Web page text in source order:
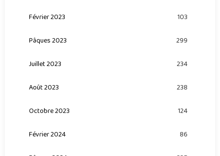
Février 2023 103
Pâques 2023 299
Juillet 2023 234
Août 2023 238
Octobre 2023 124
Février 2024 86